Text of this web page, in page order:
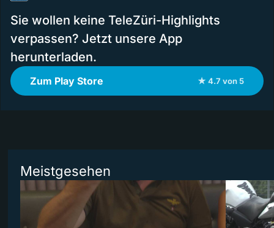
Sie wollen keine TeleZüri-Highlights
verpassen? Jetzt unsere App
herunterladen.
Zum Play Store ★ 4.7 von 5
Meistgesehen